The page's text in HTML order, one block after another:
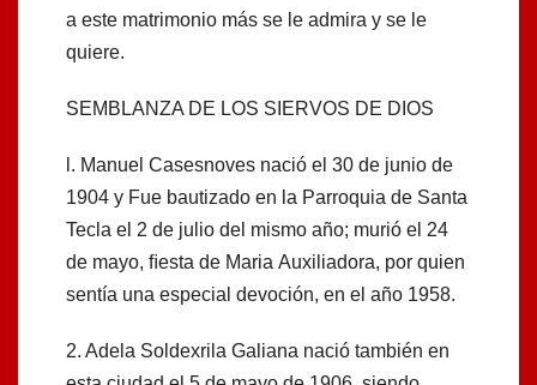
a este matrimonio más se le admira y se le
quiere.
SEMBLANZA DE LOS SIERVOS DE DIOS
l. Manuel Casesnoves nació el 30 de junio de
1904 y Fue bautizado en la Parroquia de Santa
Tecla el 2 de julio del mismo año; murió el 24
de mayo, ﬁesta de Maria Auxiliadora, por quien
sentía una especial devoción, en el año 1958.
2. Adela Soldexrila Galiana nació también en